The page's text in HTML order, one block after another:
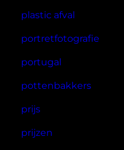
plastic afval
portretfotografie
portugal
pottenbakkers
prijs
prijzen